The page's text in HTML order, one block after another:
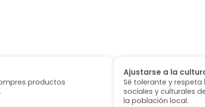
productos
Ajustarse a la
Sé tolerante y
sociales y culturales
la población local.